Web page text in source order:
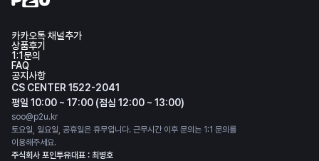
카카오톡 채널추가
상품후기
1:1문의
FAQ
공지사항
CS CENTER 1522-2041
평일 10:00 ~ 17:00 (점심 12:00 ~ 13:00)
soo@p2u.kr
토요일, 일요일, 공휴일은 휴무입니다. 근무시간 이후 문의는 1:1 문의를
이용해주세요.
주식회사 포인투유대표 : 최병호